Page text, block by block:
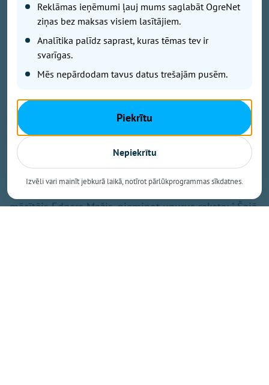
Raksts balstīts uz kāda Ukrainas kristieša liecību, kas
publicēta pēc Krievijas gaisa bumbas trieciena
pilsētas centrā. Pirms dažām nedēļām Krievijas
vadāmā gaisa bumba (KAB) iznīcināja dzīvojamo
māju kādas Ukrainas pilsētas centrā. Gaišā dienas
laikā. Trieciena rezultātā gāja bojā bērni. Viņu
rotaļlietas joprojām guļ zem koka pie drupām kā
klusa, bet neizturama liecība par to, kas šeit notika.
Šo skatu aprakstījis Jurijs Jurčuks (Yuriy Yurchyk),
kura liecība kļuvusi par plašāku pārdomu iemeslu -
par Dievu, ciešanām un atbildību.
Pie traģiskā notikuma ieraksta Facebook,
mācītājs Edgars Mažis, pieminot upurus raksta: " Šajā
Reklāmas ieņēmumi ļauj mums saglabāt OgreNet
ziņas bez maksas visiem lasītājiem.
Analītika palīdz saprast, kuras tēmas tev ir
svarīgas.
Mēs nepārdodam tavus datus trešajām pusēm.
Piekrītu
Nepiekrītu
Izvēli vari mainīt jebkurā laikā, notīrot pārlūkprogrammas sīkdatnes.